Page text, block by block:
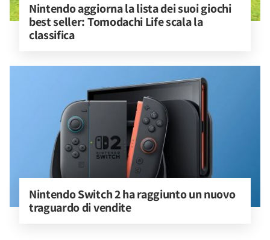
Nintendo aggiorna la lista dei suoi giochi
best seller: Tomodachi Life scala la
classifica
Nintendo Switch 2 ha raggiunto un nuovo
traguardo di vendite